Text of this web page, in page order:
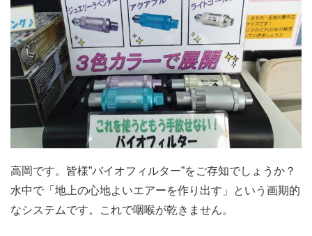
高岡です。皆様”バイオフィルター”をご存知でしょうか？
水中で「地上の心地よいエアーを作り出す」という画期的
なシステムです。これで咽喉が乾きません。